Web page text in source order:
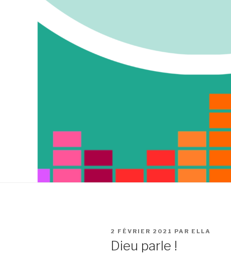
PUBLIÉ
2 FÉVRIER 2021 PAR ELLA
Dieu parle !